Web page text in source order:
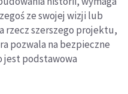
ze swojej wizji lub
rzecz szerszego projektu,
pozwala na bezpieczne
jest podstawowa